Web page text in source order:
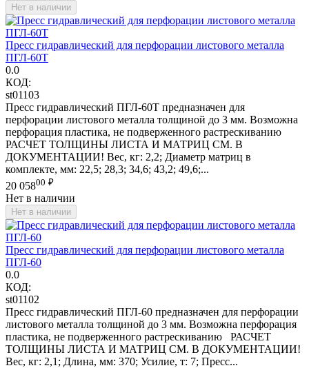
Нет в наличии
Пресс гидравлический для перфорации листового металла
ПГЛ-60Т
0.0
КОД:
st01103
Пресс гидравлический ПГЛ-60Т предназначен для
перфорации листового металла толщиной до 3 мм. Возможна
перфорация пластика, не подверженного растрескиванию
РАСЧЕТ ТОЛЩИНЫ ЛИСТА И МАТРИЦ СМ. В
ДОКУМЕНТАЦИИ! Вес, кг: 2,2; Диаметр матриц в
комплекте, мм: 22,5; 28,3; 34,6; 43,2; 49,6;...
20 05800 ₽
Нет в наличии
Нет в наличии
Пресс гидравлический для перфорации листового металла
ПГЛ-60
0.0
КОД:
st01102
Пресс гидравлический ПГЛ-60 предназначен для перфорации
листового металла толщиной до 3 мм. Возможна перфорация
пластика, не подверженного растрескиванию РАСЧЕТ
ТОЛЩИНЫ ЛИСТА И МАТРИЦ СМ. В ДОКУМЕНТАЦИИ!
Вес, кг: 2,1; Длина, мм: 370; Усилие, т: 7; Пресс...